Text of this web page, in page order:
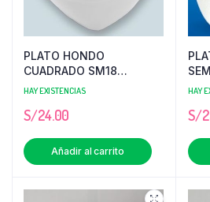
PLATO HONDO
CUADRADO SM18
BLANCO MELAFORM X 12
HAY EXISTENCIAS
S/24.00
Añadir al carrito
HAY
S/